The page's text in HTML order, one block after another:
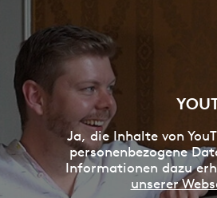
Ja, die Inhalte von
personenbezogene
Informationen dazu
unserer